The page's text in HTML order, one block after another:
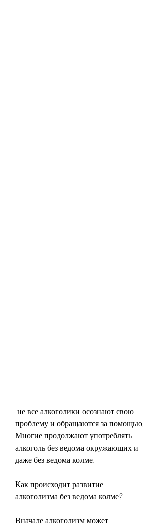
проблему и обращаются за помощью.
Многие продолжают употреблять
алкоголь без ведома окружающих и
даже без ведома колме.
Как происходит развитие
алкоголизма без ведома колме?
Вначале алкоголизм может